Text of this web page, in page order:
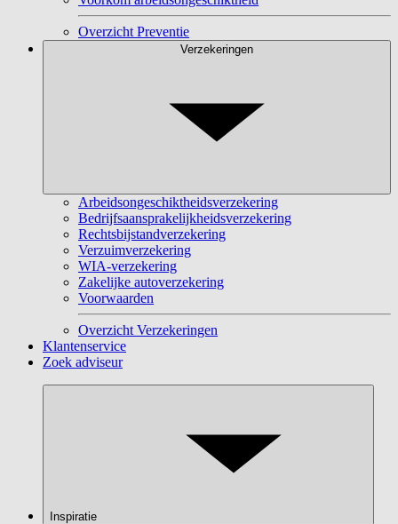
Overzicht Preventie
Verzekeringen
Arbeidsongeschiktheidsverzekering
Bedrijfsaansprakelijkheidsverzekering
Rechtsbijstandverzekering
Verzuimverzekering
WIA-verzekering
Zakelijke autoverzekering
Voorwaarden
Overzicht Verzekeringen
Klantenservice
Zoek adviseur
Inspiratie